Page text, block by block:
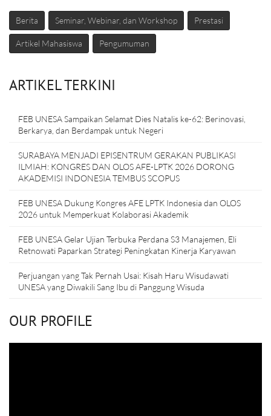
Berita Seminar, Webinar, dan Workshop Prestasi
Artikel Mahasiswa Pengumuman
ARTIKEL TERKINI
FEB UNESA Sampaikan Selamat Dies Natalis ke-62: Berinovasi,
Berkarya, dan Berdampak untuk Negeri
SURABAYA MENJADI EPISENTRUM GERAKAN PUBLIKASI
ILMIAH: KONGRES DAN OLOS AFE-LPTK 2026 DORONG
AKADEMISI INDONESIA TEMBUS SCOPUS
FEB UNESA Dukung Kongres AFE LPTK Indonesia dan OLOS
2026 untuk Memperkuat Kolaborasi Akademik
FEB UNESA Gelar Ujian Terbuka Perdana S3 Manajemen, Eli
Retnowati Paparkan Strategi Peningkatan Kinerja Karyawan
Perjuangan yang Tak Pernah Usai: Kisah Haru Wisudawati
UNESA yang Diwakili Sang Ibu di Panggung Wisuda
OUR PROFILE